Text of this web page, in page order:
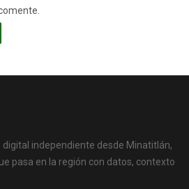
digital independiente desde Minatitlán,
pasa en la región con datos, contexto